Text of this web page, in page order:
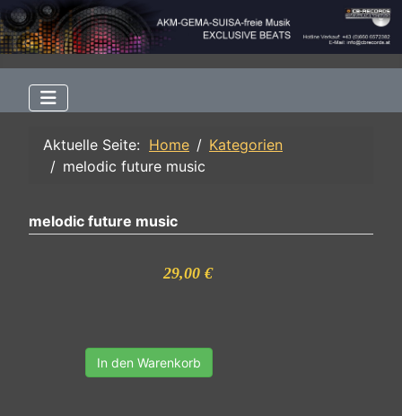
Aktuelle Seite: Home
Kategorien
melodic future music
melodic future music
29,00 €
In den Warenkorb